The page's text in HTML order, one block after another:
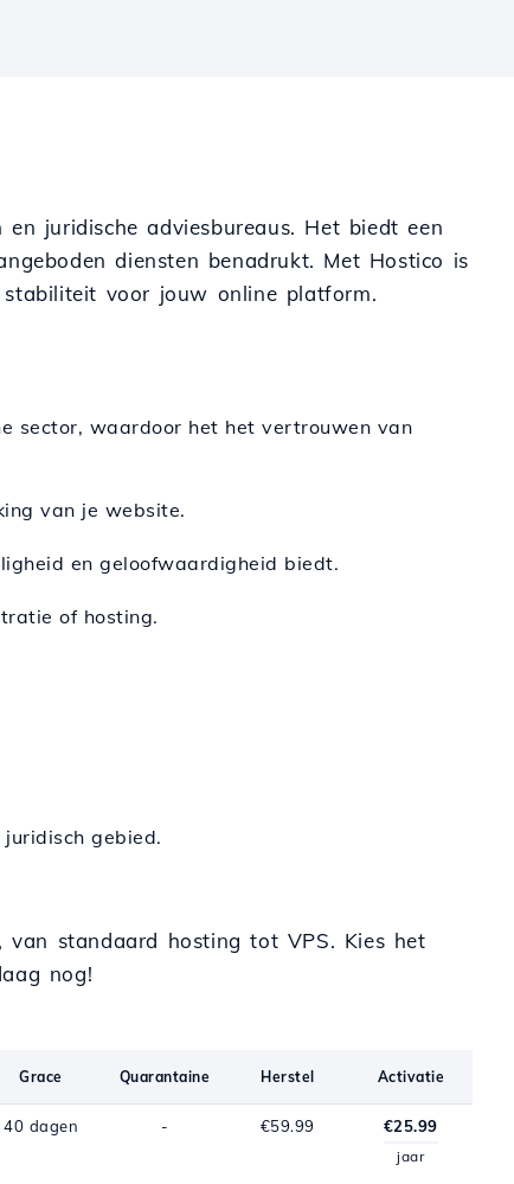
juridische adviesbureaus. Het biedt een
diensten benadrukt. Met Hostico is
voor jouw online platform.
sector, waardoor het het vertrouwen van
van je website.
en geloofwaardigheid biedt.
of hosting.
gebied.
van standaard hosting tot VPS. Kies het
nog!
Grace Quarantaine Herstel Activatie
40 dagen - €59.99 €25.99
jaar